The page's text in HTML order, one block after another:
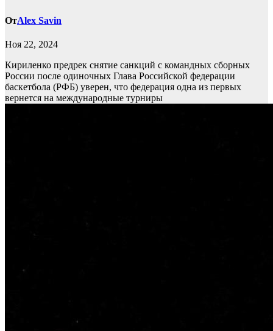
ОтAlex Savin
Ноя 22, 2024
Кириленко предрек снятие санкций с командных сборных
России после одиночных Глава Российской федерации
баскетбола (РФБ) уверен, что федерация одна из первых
вернется на международные турниры